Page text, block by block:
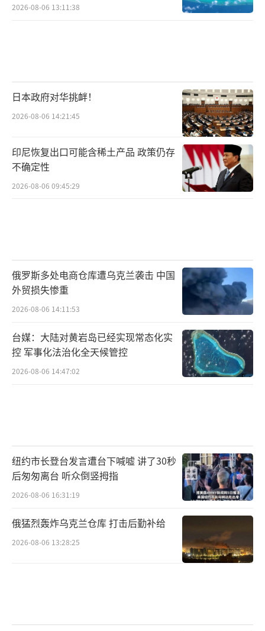
压，越是反弹。民进党这招“下狠手”，表面
2026-08-06 13:11:38
日本政府对华挑衅！
2026-08-06 14:21:45
印尼恢复出口可能含稀土产品 政策仍存
不确定性
2026-08-06 09:45:29
俄罗斯多处电商仓库遭乌克兰袭击 中国
外贸损失惨重
2026-08-06 14:11:53
台媒：大陆对黄岩岛已经实现常态化实
控 军事化法治化全天候管控
2026-08-06 14:47:02
纽约市长登台发言遭台下喊嘘 讲了30秒
后匆匆离台 听众倒竖拇指
2026-08-06 16:31:19
俄猛烈轰炸乌克兰仓库 打击后勤补给
2026-08-06 13:28:25